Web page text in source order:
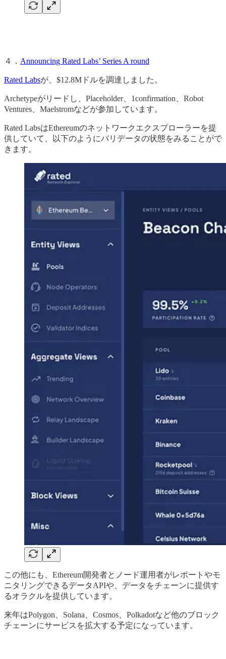
４． Announcing Rated Labs’ Series A round
Rated Labsが、$12.8Mドルを調達しました。
Archetypeがリードし、Placeholder、1confirmation、Robot
Ventures、Maelstromなどが参加しています。
Rated LabsはEthereumのネットワークエクスプローラーを提
供していて、以下のようにバリデータの状態をみることがで
きます。
この他にも、Ethereum開発者とノード運用者がレポートやモ
ニタリングできるデータAPIや、データをチェーンに提供す
るオラクルを提供しています。
来年はPolygon、Solana、Cosmos、Polkadotなど他のブロック
チェーンにサービスを拡大する予定になっています。